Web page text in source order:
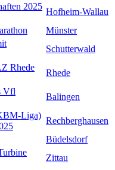
2025
Hofheim-Wallau
Münster
Schutterwald
Rhede
Rhede
Vfl
Balingen
Liga)
Rechberghausen
Büdelsdorf
Zittau